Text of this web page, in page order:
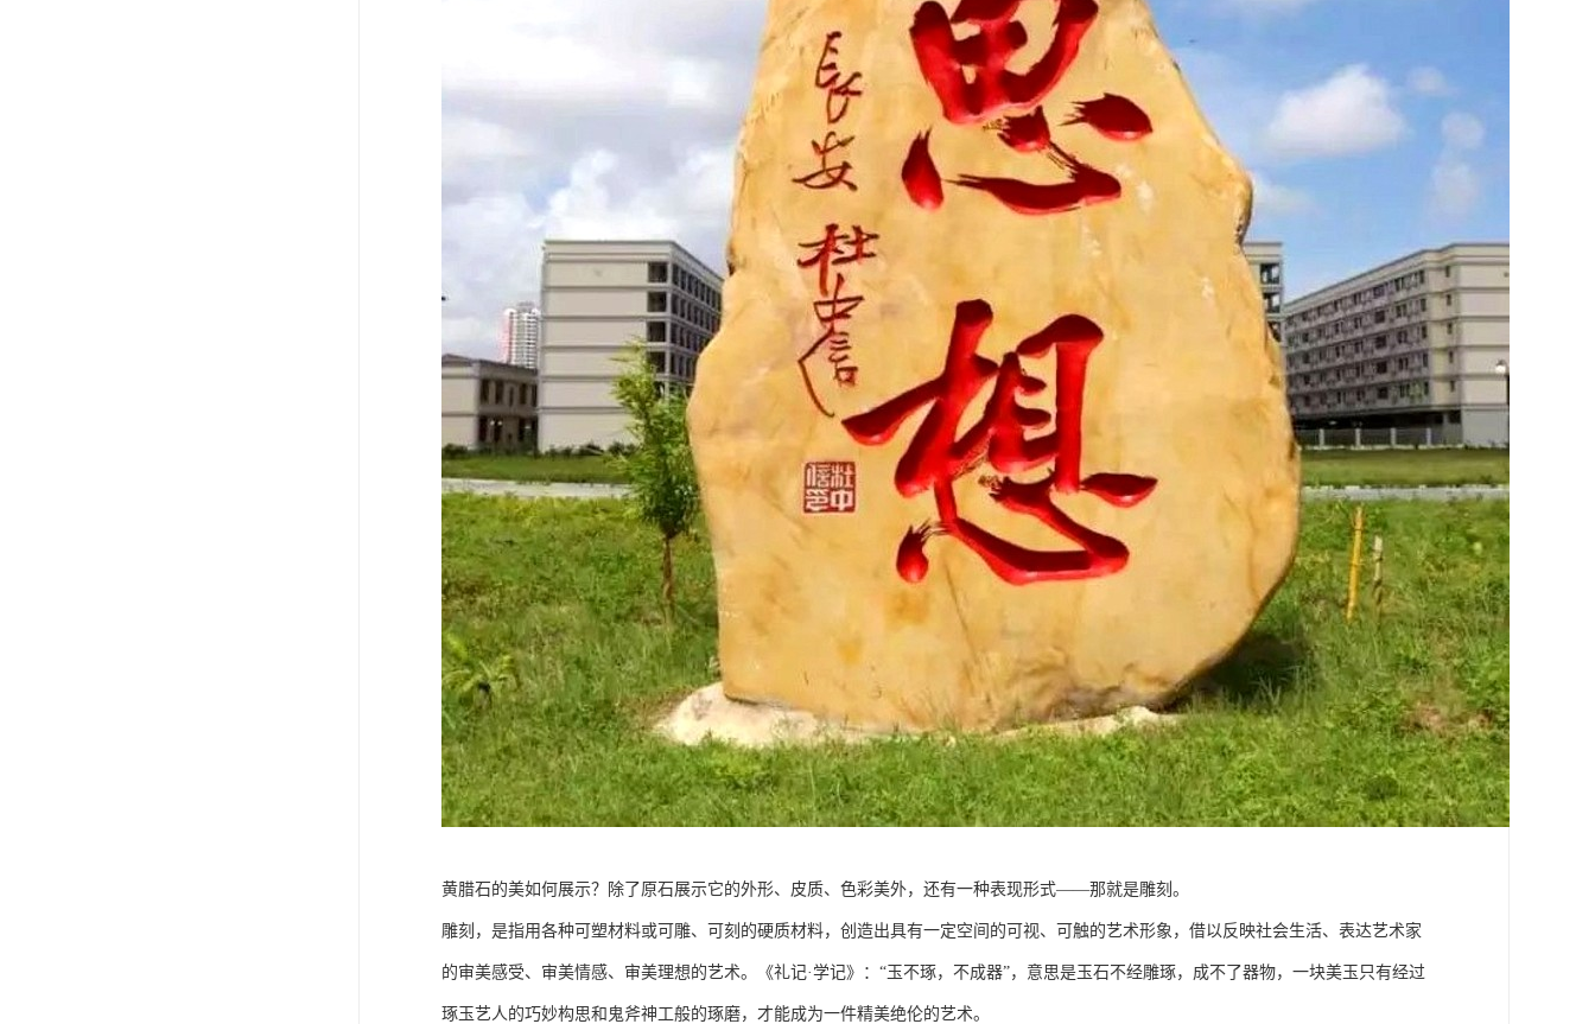
黄腊石的美如何展示？除了原石展示它的外形、皮质、色彩美外，还有一种表现形式——那就是雕刻。
雕刻，是指用各种可塑材料或可雕、可刻的硬质材料，创造出具有一定空间的可视、可触的艺术形象，借以反映社会生活、表达艺术家
的审美感受、审美情感、审美理想的艺术。《礼记·学记》：“玉不琢，不成器”，意思是玉石不经雕琢，成不了器物，一块美玉只有经过
琢玉艺人的巧妙构思和鬼斧神工般的琢磨，才能成为一件精美绝伦的艺术。